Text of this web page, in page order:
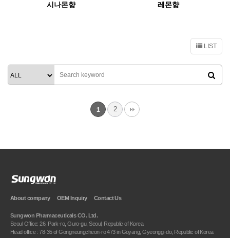
시나몬향 레몬향
LIST
1 2
About company OEM Inquiry Contact Us
Sungwon Pharmaceuticals CO. Ltd.
Seoul Office: 26, Park-ro, Guro-gu, Seoul, Republic of Korea
Head office : 78-35 of Gongneungcheon-ro 473 in Goyang, Gyeonggi-do, Republic of Korea